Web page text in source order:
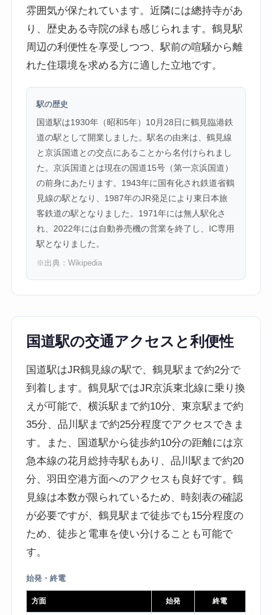
雰囲気が保たれています。近隣には總持寺があ
り、歴史ある寺院の緑も感じられます。鶴見駅
周辺の利便性を享受しつつ、駅前の喧騒から離
れた住環境を求める方に適した立地です。
駅の歴史
国道駅は1930年（昭和5年）10月28日に鶴見臨港鉄
道の駅として開業しました。駅名の由来は、鶴見線
と京浜国道との交点にあることから名付けられまし
た。京浜国道とは現在の国道15号（第一京浜国道）
の前身にあたります。1943年に国有化され鉄道省鶴
見線の駅となり、1987年のJR発足により東日本旅
客鉄道の駅となりました。1971年には無人駅化さ
れ、2022年には自動券売機の営業を終了し、IC専用
駅となりました。
※出典： Wikipedia
国道駅の交通アクセスと利便性
国道駅はJR鶴見線の駅で、鶴見駅まで約2分で
到着します。鶴見駅ではJR京浜東北線に乗り換
えが可能で、横浜駅まで約10分、東京駅まで約
35分、品川駅まで約25分程度でアクセスできま
す。また、国道駅から徒歩約10分の距離には京
急本線の花月総持寺駅もあり、品川駅まで約20
分、羽田空港方面へのアクセスも良好です。鶴
見線は本数が限られているため、時刻表の確認
が必要ですが、鶴見駅まで徒歩でも15分程度の
ため、徒歩と電車を使い分けることも可能で
す。
始発・終電
方面 始発 終電